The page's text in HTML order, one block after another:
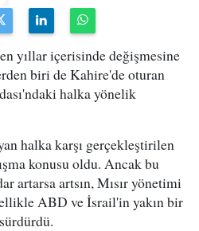
yıllar içerisinde değişmesine
biri de Kahire'de oturan
halka yönelik
halka karşı gerçekleştirilen
konusu oldu. Ancak bu
artarsa artsın, Mısır yönetimi
ABD ve İsrail'in yakın bir